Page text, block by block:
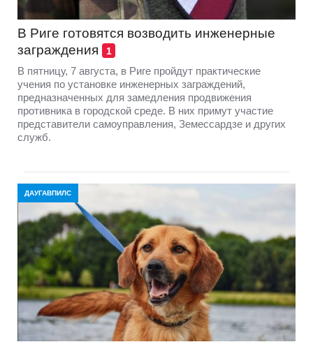
В Риге готовятся возводить инженерные
заграждения
1
В пятницу, 7 августа, в Риге пройдут практические
учения по установке инженерных заграждений,
предназначенных для замедления продвижения
противника в городской среде. В них примут участие
представители самоуправления, Земессардзе и других
служб.
ДАУГАВПИЛС